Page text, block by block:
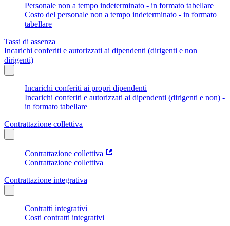
Personale non a tempo indeterminato - in formato tabellare
Costo del personale non a tempo indeterminato - in formato
tabellare
Tassi di assenza
Incarichi conferiti e autorizzati ai dipendenti (dirigenti e non
dirigenti)
Incarichi conferiti ai propri dipendenti
Incarichi conferiti e autorizzati ai dipendenti (dirigenti e non) -
in formato tabellare
Contrattazione collettiva
Contrattazione collettiva
Contrattazione collettiva
Contrattazione integrativa
Contratti integrativi
Costi contratti integrativi